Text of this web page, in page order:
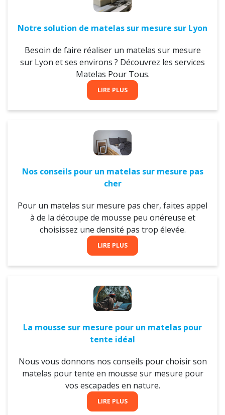
Notre solution de matelas sur mesure sur Lyon
Besoin de faire réaliser un matelas sur mesure
sur Lyon et ses environs ? Découvrez les services
Matelas Pour Tous.
LIRE PLUS
Nos conseils pour un matelas sur mesure pas
cher
Pour un matelas sur mesure pas cher, faites appel
à de la découpe de mousse peu onéreuse et
choisissez une densité pas trop élevée.
LIRE PLUS
La mousse sur mesure pour un matelas pour
tente idéal
Nous vous donnons nos conseils pour choisir son
matelas pour tente en mousse sur mesure pour
vos escapades en nature.
LIRE PLUS